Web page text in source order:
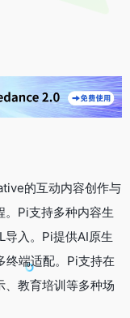
的互动内容创作与
。Pi支持多种内容生
导入。Pi提供AI原生
终端适配。Pi支持在
教育培训等多种场